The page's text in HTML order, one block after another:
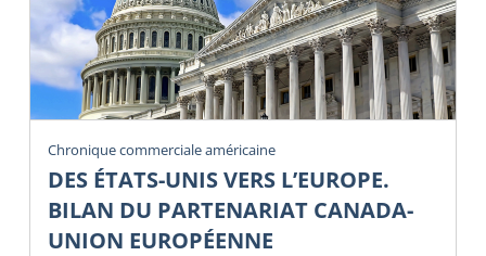
Chronique commerciale américaine
DES ÉTATS-UNIS VERS L’EUROPE.
BILAN DU PARTENARIAT CANADA-
UNION EUROPÉENNE